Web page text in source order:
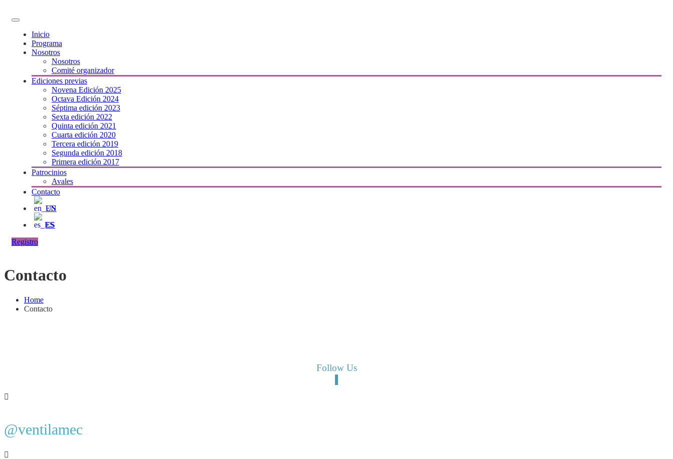
Inicio
Programa
Nosotros
Nosotros
Comité organizador
Ediciones previas
Novena Edición 2025
Octava Edición 2024
Séptima edición 2023
Sexta edición 2022
Quinta edición 2021
Cuarta edición 2020
Tercera edición 2019
Segunda edición 2018
Primera edición 2017
Patrocinios
Avales
Contacto
EN
ES
Registro
Contacto
Home
Contacto
Follow Us
@ventilamec